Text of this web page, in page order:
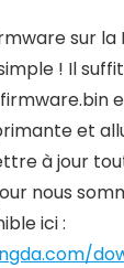
sur la
! Il
et
à jour
nous
ici :